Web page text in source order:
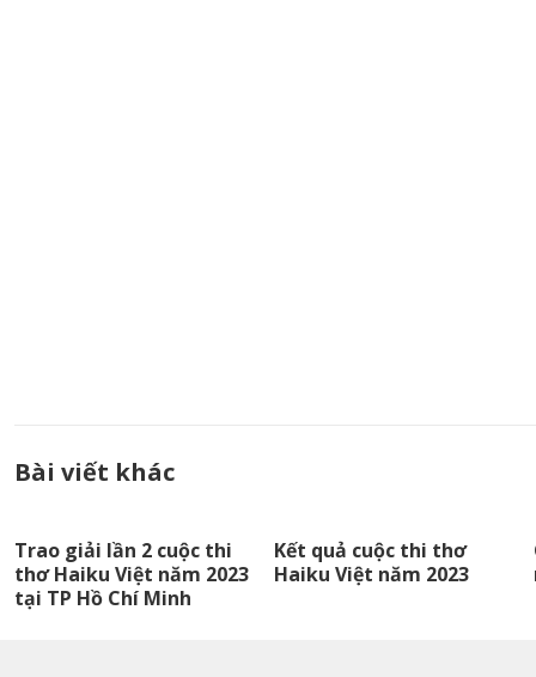
Bài viết khác
Trao giải lần 2 cuộc thi
thơ Haiku Việt năm 2023
tại TP Hồ Chí Minh
Kết quả cuộc thi thơ
Haiku Việt năm 2023